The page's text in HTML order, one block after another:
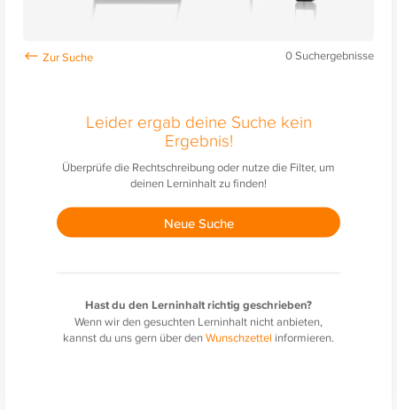
0Suchergebnisse
Leider ergab deine Suche kein
Ergebnis!
Überprüfe die Rechtschreibung oder nutze die Filter, um
deinen Lerninhalt zu finden!
Neue Suche
Hast du den Lerninhalt richtig geschrieben?
Wenn wir den gesuchten Lerninhalt nicht anbieten,
kannst du uns gern über denWunschzettel informieren.